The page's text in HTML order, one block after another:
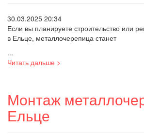
30.03.2025 20:34
Если вы планируете строительство или
в Ельце, металлочерепица станет
...
Читать дальше >
Монтаж
Ельце